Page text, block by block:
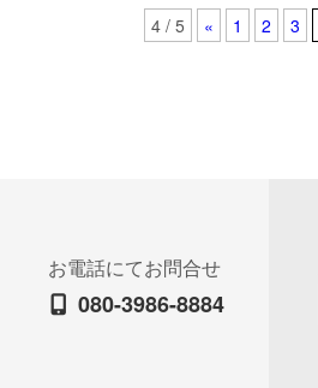
4 / 5 « 1 2 3
お電話にてお問合せ
080-3986-8884